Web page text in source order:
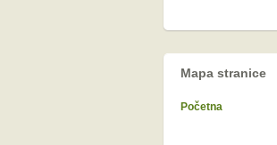
Mapa stranice
Početna